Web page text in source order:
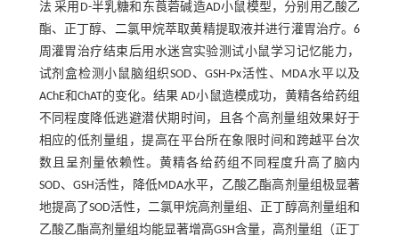
法 采用D-半乳糖和东莨菪碱造AD小鼠模型，分别用乙酸乙
酯、正丁醇、二氯甲烷萃取黄精提取液并进行灌胃治疗。6
周灌胃治疗结束后用水迷宫实验测试小鼠学习记忆能力，
试剂盒检测小鼠脑组织SOD、GSH-Px活性、MDA水平以及
AChE和ChAT的变化。结果 AD小鼠造模成功，黄精各给药组
不同程度降低逃避潜伏期时间，且各个高剂量组效果好于
相应的低剂量组，提高在平台所在象限时间和跨越平台次
数且呈剂量依赖性。黄精各给药组不同程度升高了脑内
SOD、GSH活性，降低MDA水平，乙酸乙酯高剂量组极显著
地提高了SOD活性，二氯甲烷高剂量组、正丁醇高剂量组和
乙酸乙酯高剂量组均能显著增高GSH含量，高剂量组（正丁